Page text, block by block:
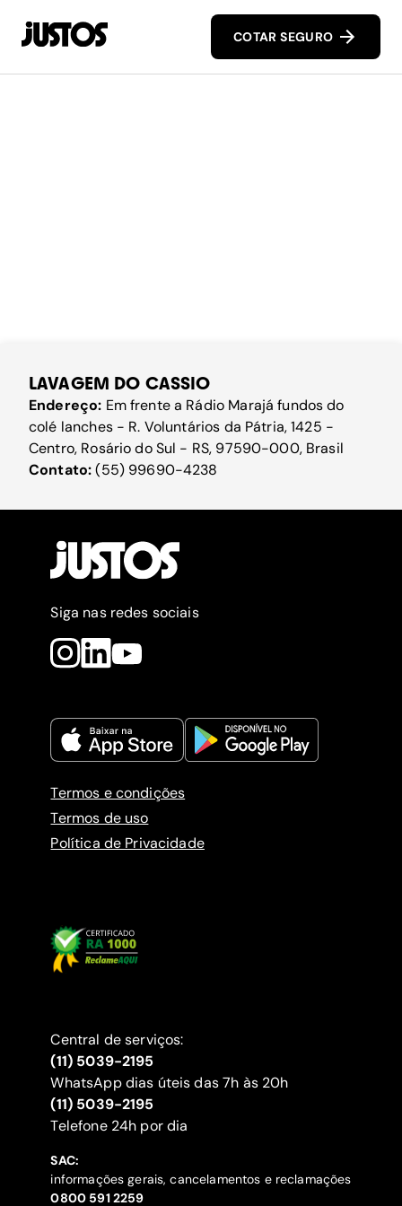
COTAR SEGURO
LAVAGEM DO CASSIO
Endereço: Em frente a Rádio Marajá fundos do
colé lanches - R. Voluntários da Pátria, 1425 -
Centro, Rosário do Sul - RS, 97590-000, Brasil
Contato:(55) 99690-4238
Siga nas redes sociais
Termos e condições
Termos de uso
Política de Privacidade
Central de serviços:
(11) 5039-2195
WhatsApp dias úteis das 7h às 20h
(11) 5039-2195
‍Telefone 24h por dia
SAC:
informações gerais, cancelamentos e reclamações
‍0800 591 2259